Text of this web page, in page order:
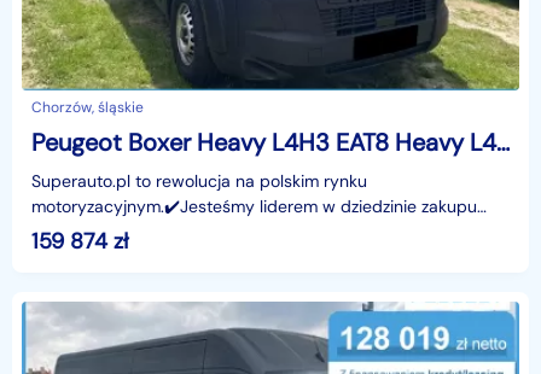
Chorzów, śląskie
Peugeot Boxer Heavy L4H3 EAT8 Heavy L4H3 EAT8 2.2 180KM
Superauto.pl to rewolucja na polskim rynku
motoryzacyjnym.✔️Jesteśmy liderem w dziedzinie zakupu
oraz finansowania nowych samochodów - osobowych,
dostawczych or
159 874zł